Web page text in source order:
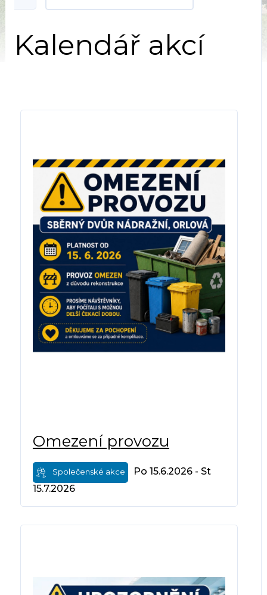
Kalendář akcí
Omezení provozu
Společenské akce
Po 15.6.2026 - St
15.7.2026